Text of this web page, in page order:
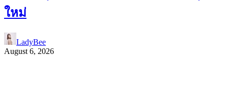
ใหม่
LadyBee
August 6, 2026